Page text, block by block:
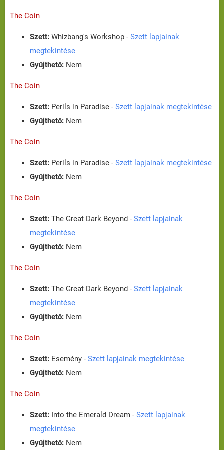
The Coin
Szett: Whizbang's Workshop - Szett lapjainak
megtekintése
Gyűjthető: Nem
The Coin
Szett: Perils in Paradise - Szett lapjainak megtekintése
Gyűjthető: Nem
The Coin
Szett: Perils in Paradise - Szett lapjainak megtekintése
Gyűjthető: Nem
The Coin
Szett: The Great Dark Beyond - Szett lapjainak
megtekintése
Gyűjthető: Nem
The Coin
Szett: The Great Dark Beyond - Szett lapjainak
megtekintése
Gyűjthető: Nem
The Coin
Szett: Esemény - Szett lapjainak megtekintése
Gyűjthető: Nem
The Coin
Szett: Into the Emerald Dream - Szett lapjainak
megtekintése
Gyűjthető: Nem